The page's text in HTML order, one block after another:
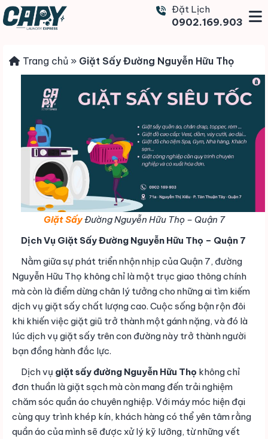
Đặt Lịch
0902.169.903
Trang chủ » Giặt Sấy Đường Nguyễn Hữu Thọ
Giặt SấyĐường Nguyễn Hữu Thọ – Quận 7
Dịch Vụ Giặt Sấy Đường Nguyễn Hữu Thọ – Quận 7
Nằm giữa sự phát triển nhộn nhịp của Quận 7, đường
Nguyễn Hữu Thọ không chỉ là một trục giao thông chính
mà còn là điểm dừng chân lý tưởng cho những ai tìm kiếm
dịch vụ giặt sấy chất lượng cao. Cuộc sống bận rộn đôi
khi khiến việc giặt giũ trở thành một gánh nặng, và đó là
lúc dịch vụ giặt sấy trên con đường này trở thành người
bạn đồng hành đắc lực.
Dịch vụ giặt sấy đường Nguyễn Hữu Thọ không chỉ
đơn thuần là giặt sạch mà còn mang đến trải nghiệm
chăm sóc quần áo chuyên nghiệp. Với máy móc hiện đại
cùng quy trình khép kín, khách hàng có thể yên tâm rằng
quần áo của mình sẽ được xử lý kỹ lưỡng, từ những vết